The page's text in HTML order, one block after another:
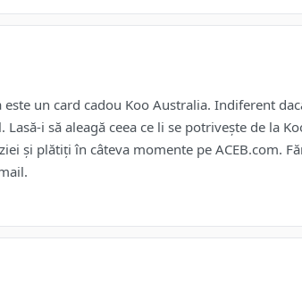
este un card cadou Koo Australia. Indiferent
i să aleagă ceea ce li se potrivește de la
și plătiți în câteva momente pe